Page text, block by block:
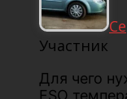
Участник
Для чего
FSO